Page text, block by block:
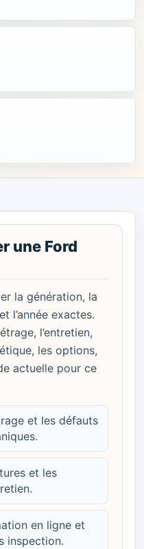
une Ford
la génération, la
l’année exactes.
l’entretien,
les options,
actuelle pour ce
et les défauts
et les
en ligne et
inspection.